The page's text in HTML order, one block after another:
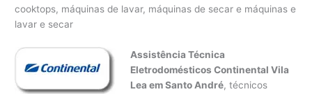
cooktops, máquinas de lavar, máquinas de secar e máquinas e
lavar e secar
Assistência Técnica
Eletrodomésticos Continental Vila
Lea em Santo André, técnicos